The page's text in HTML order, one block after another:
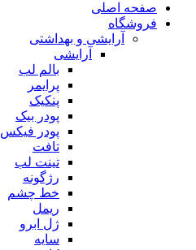
صفحه اصلی
فروشگاه
آرایشی و بهداشتی
آرایشی
بالم لب
پرایمر
پنکیک
پودر بیک
پودر فیکس
تافت
تینت لب
رژگونه
خط چشم
ریمل
ژل ابرو
سایه